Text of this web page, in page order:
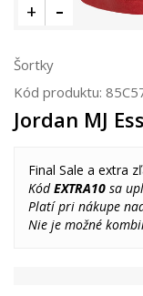
Šortky
Kód produktu:
Jordan MJ
Final Sale a extra
KódEXTRA10 sa
Platí pri nákupe
Nie je možné